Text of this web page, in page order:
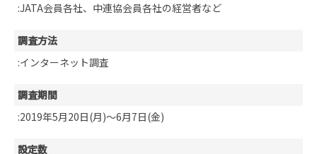
:JATA会員各社、中連協会員各社の経営者など
調査方法
:インターネット調査
調査期間
:2019年5月20日(月)～6月7日(金)
設定数